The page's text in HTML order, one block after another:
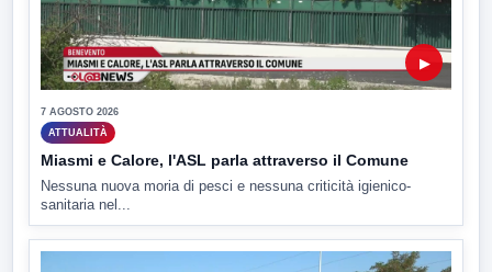
▶
7 AGOSTO 2026
ATTUALITÀ
Miasmi e Calore, l'ASL parla attraverso il Comune
Nessuna nuova moria di pesci e nessuna criticità igienico-
sanitaria nel...